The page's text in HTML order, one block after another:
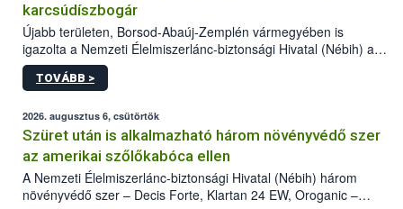
karcsúdíszbogár
Újabb területen, Borsod-Abaúj-Zemplén vármegyében is
igazolta a Nemzeti Élelmiszerlánc-biztonsági Hivatal (Nébih) a
kőrisrontó karcsúdíszbogár (Agrilus planipennis) jelenlétét. A
kártevőt nem csak színcsapdában találták meg, de már fertőzött
az intenzív felderítést, emellett az intézkedéseket a szlovák
hatósággal is összehangolják a terjedés megállítása érdekében.
TOVÁBB >
2026. augusztus 6, csütörtök
Szüret után is alkalmazható három növényvédő szer
az amerikai szőlőkabóca ellen
A Nemzeti Élelmiszerlánc-biztonsági Hivatal (Nébih) három
növényvédő szer – Decis Forte, Klartan 24 EW, Oroganic –